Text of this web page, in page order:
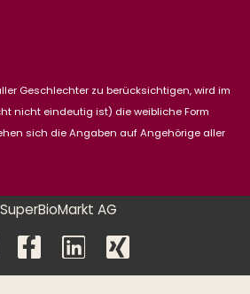
Geschlechter zu berücksichtigen, wird im
nicht eindeutig ist) die weibliche Form
sich die Angaben auf Angehörige aller
AG